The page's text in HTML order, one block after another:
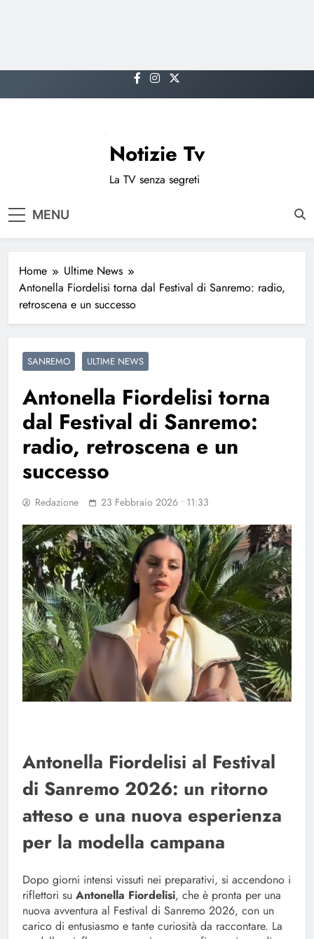
to
Notizie Tv
La TV senza segreti
MENU
Home
Ultime News
Antonella Fiordelisi torna dal Festival di Sanremo: radio,
retroscena e un successo
SANREMO ULTIME NEWS
Antonella Fiordelisi torna
dal Festival di Sanremo:
radio, retroscena e un
successo
Redazione 23 Febbraio 2026 • 11:33
Antonella Fiordelisi al Festival
di Sanremo 2026: un ritorno
atteso e una nuova esperienza
per la modella campana
Dopo giorni intensi vissuti nei preparativi, si accendono i
riflettori su Antonella Fiordelisi, che è pronta per una
nuova avventura al Festival di Sanremo 2026, con un
carico di entusiasmo e tante curiosità da raccontare. La